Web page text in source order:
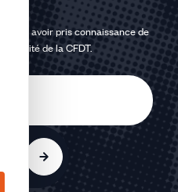
avoir pris connaissance de
de la CFDT.